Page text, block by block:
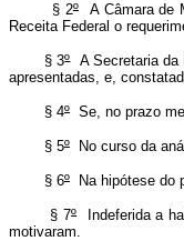
§ 2ºA Câmara de
Receita Federal o
§ 3ºA Secretaria da
apresentadas, e,
§ 4º Se, no prazo
§ 5º No curso da
§ 6º Na hipótese do
§ 7ºIndeferida a
motivaram.